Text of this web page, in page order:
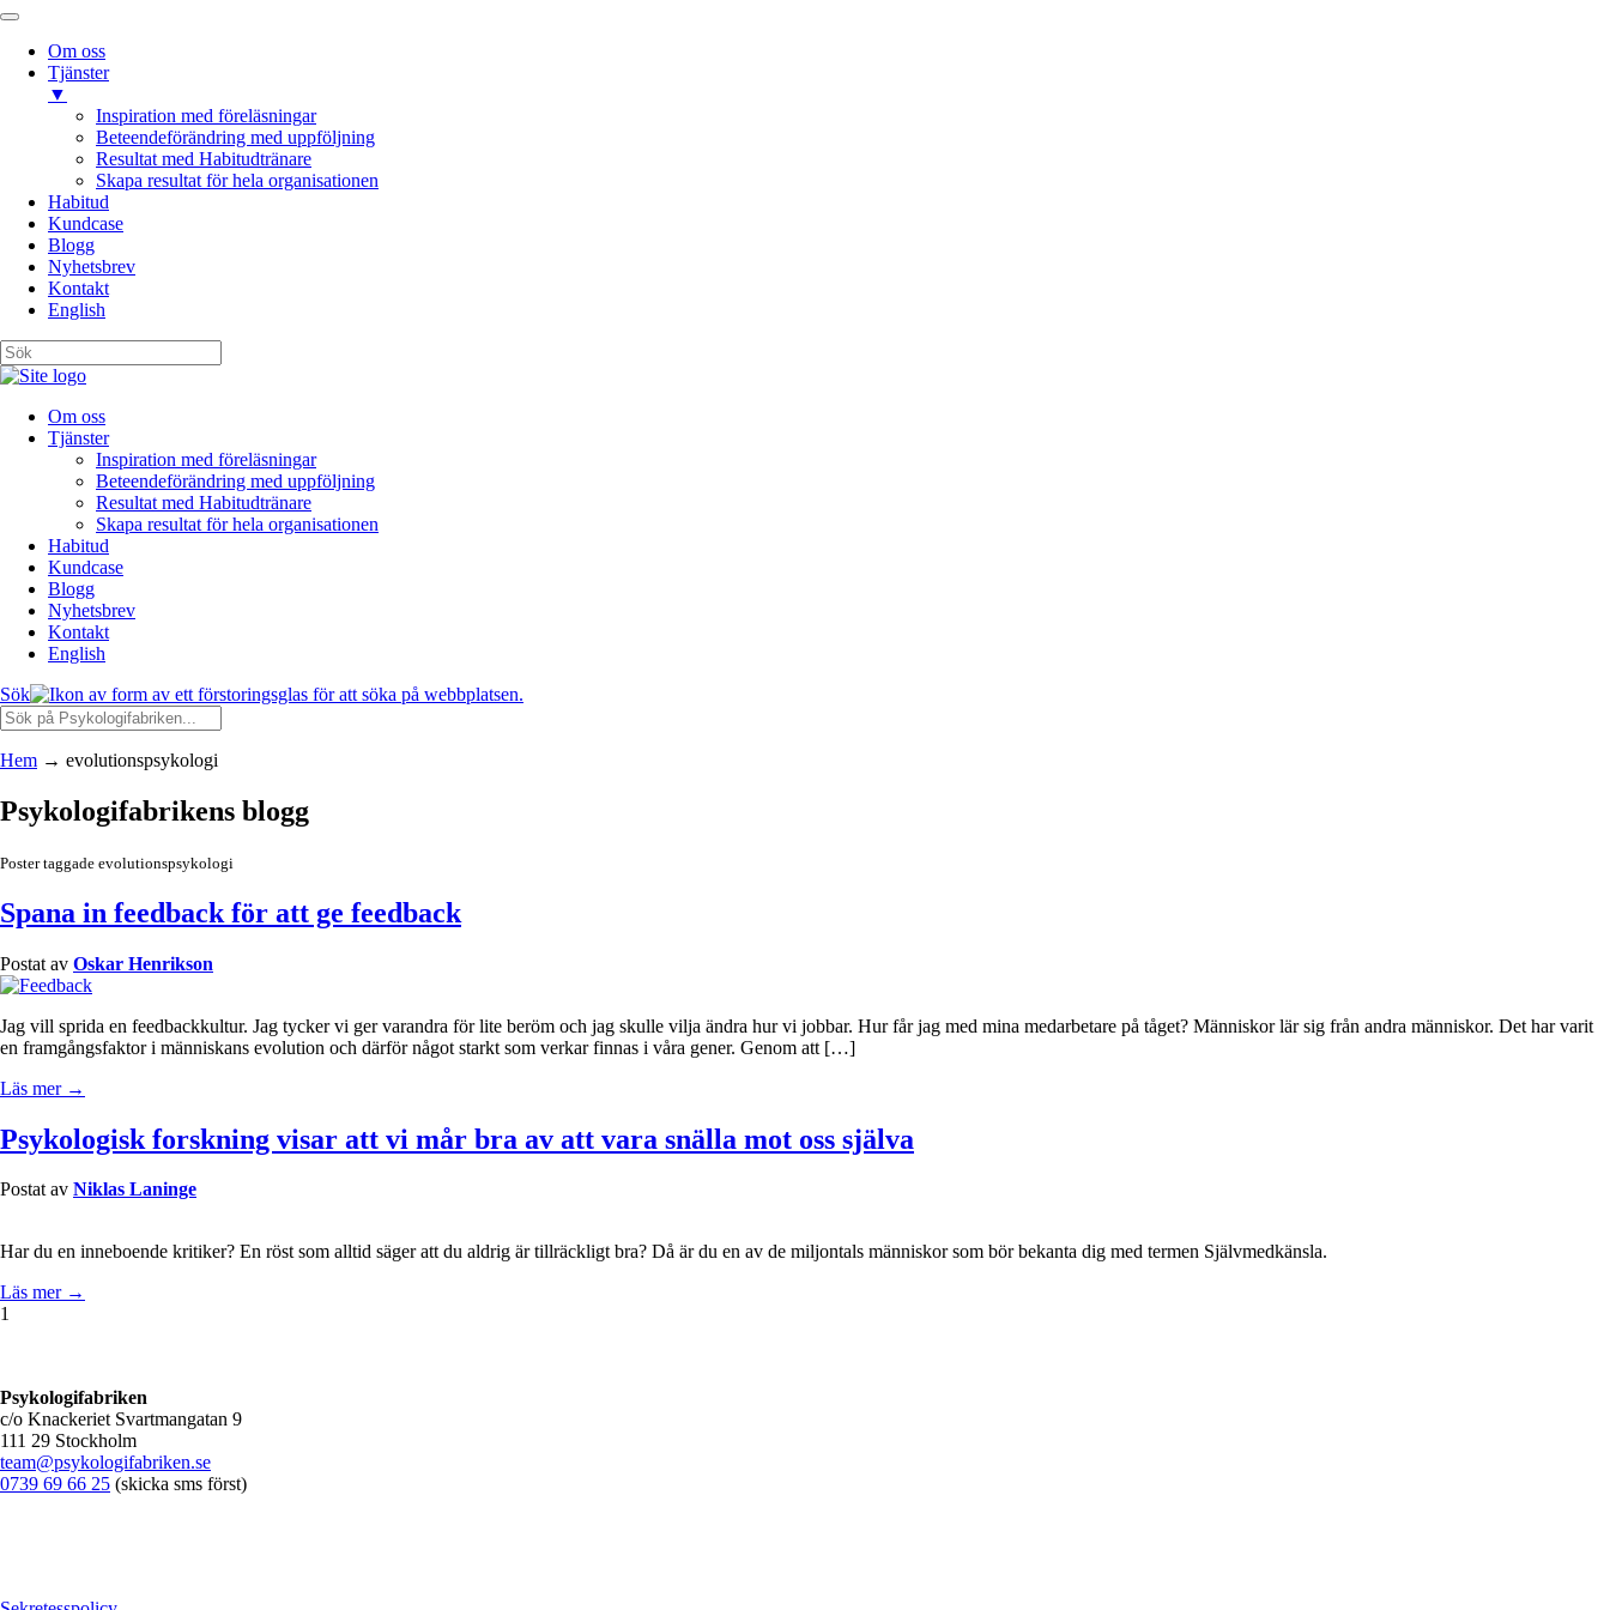
Om oss
Tjänster
▼
Inspiration med föreläsningar
Beteendeförändring med uppföljning
Resultat med Habitudtränare
Skapa resultat för hela organisationen
Habitud
Kundcase
Blogg
Nyhetsbrev
Kontakt
English
Om oss
Tjänster
Inspiration med föreläsningar
Beteendeförändring med uppföljning
Resultat med Habitudtränare
Skapa resultat för hela organisationen
Habitud
Kundcase
Blogg
Nyhetsbrev
Kontakt
English
Sök
Hem → evolutionspsykologi
Psykologifabrikens blogg
Poster taggade evolutionspsykologi
Spana in feedback för att ge feedback
Postat av Oskar Henrikson
Jag vill sprida en feedbackkultur. Jag tycker vi ger varandra för lite beröm och jag skulle vilja ändra hur vi jobbar. Hur får jag med mina medarbetare på tåget? Människor lär sig från andra människor. Det har varit
en framgångsfaktor i människans evolution och därför något starkt som verkar finnas i våra gener. Genom att […]
Läs mer →
Psykologisk forskning visar att vi mår bra av att vara snälla mot oss själva
Postat av Niklas Laninge
Har du en inneboende kritiker? En röst som alltid säger att du aldrig är tillräckligt bra? Då är du en av de miljontals människor som bör bekanta dig med termen Självmedkänsla.
Läs mer →
1
Psykologifabriken
c/o Knackeriet Svartmangatan 9
111 29 Stockholm
team@psykologifabriken.se
0739 69 66 25 (skicka sms först)